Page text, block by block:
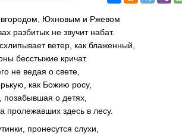
Юхновым и Ржевом
разбитых не звучит набат.
ветер, как блаженный,
бесстыжие кричат.
не ведая о свете,
как Божию росу,
позабывшая о детях,
пролежавших здесь в лесу.
пронесутся слухи,